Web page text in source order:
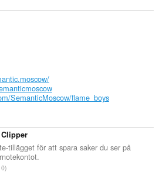
SemanticMoscow/flame_boys
tillägget för att spara saker du ser på